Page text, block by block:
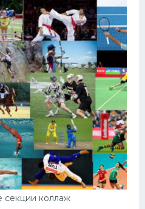
секции коллаж